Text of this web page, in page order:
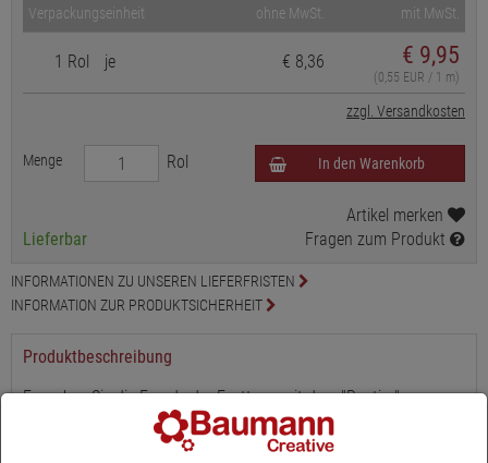
Verpackungseinheit ohne MwSt. mit MwSt.
1 Rol je € 8,36 € 9,95
(0,55 EUR / 1 m)
zzgl. Versandkosten
Menge Rol In den Warenkorb
Lieferbar
Artikel merken
Fragen zum Produkt
INFORMATIONEN ZU UNSEREN LIEFERFRISTEN
INFORMATION ZUR PRODUKTSICHERHEIT
Produktbeschreibung
Erwecken Sie die Freude der Festtage mit dem "Rentier"
Dekorband, einem Must-Have für die Adventszeit. Mit seinen
Maßen von 25 mm in der Breite und 18 m in der Länge eröffnet